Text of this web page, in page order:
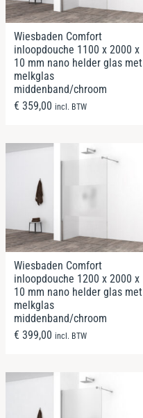
Wiesbaden Comfort
inloopdouche 1100 x 2000 x
10 mm nano helder glas met
melkglas
middenband/chroom
€ 359,00 incl. BTW
Wiesbaden Comfort
inloopdouche 1200 x 2000 x
10 mm nano helder glas met
melkglas
middenband/chroom
€ 399,00 incl. BTW